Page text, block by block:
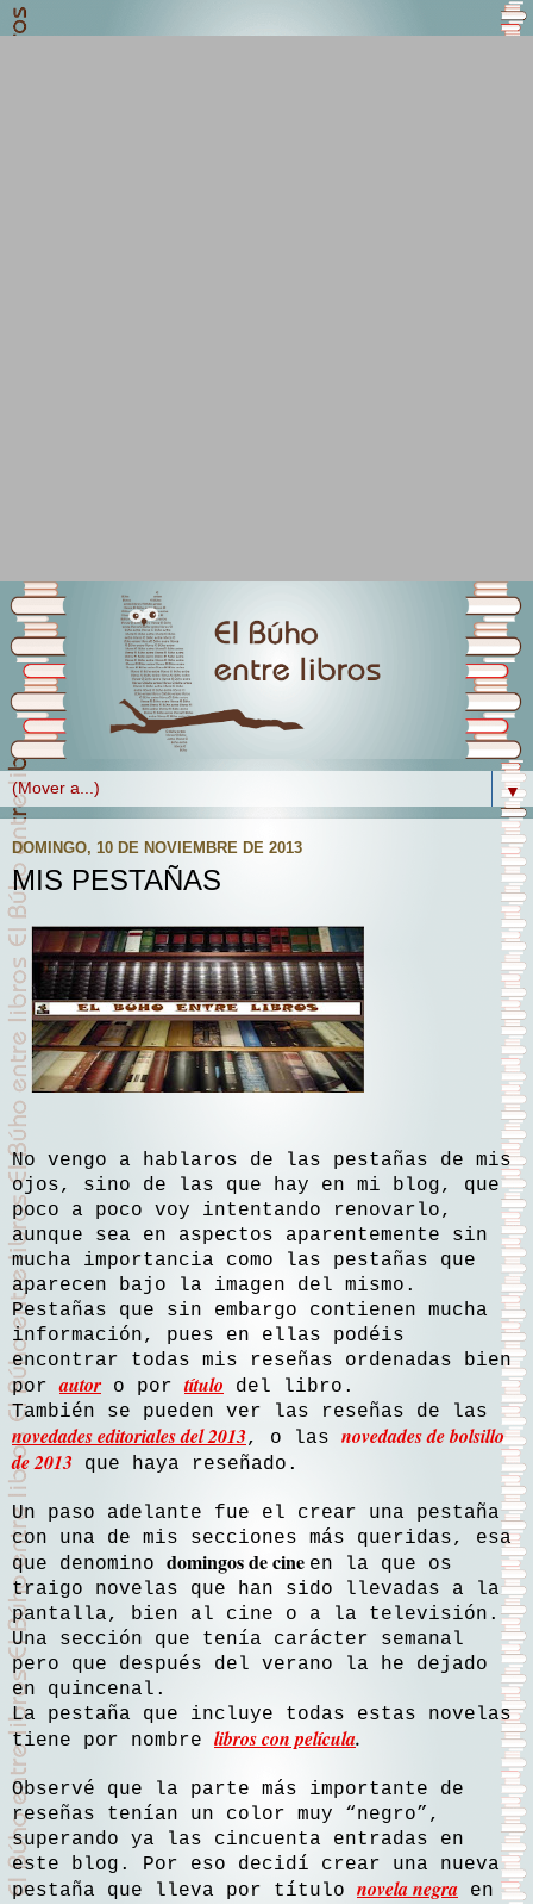
▼
DOMINGO, 10 DE NOVIEMBRE DE 2013
MIS PESTAÑAS
No vengo a hablaros de las pestañas de mis
ojos, sino de las que hay en mi blog, que
poco a poco voy intentando renovarlo,
aunque sea en aspectos aparentemente sin
mucha importancia como las pestañas que
aparecen bajo la imagen del mismo.
Pestañas que sin embargo contienen mucha
información, pues en ellas podéis
encontrar todas mis reseñas ordenadas bien
porautor o portítulo del libro.
También se pueden ver las reseñas de las
novedades editoriales del 2013, o las novedades de bolsillo
de 2013 que haya reseñado.
Un paso adelante fue el crear una pestaña
con una de mis secciones más queridas, esa
que denomino domingos de cine en la que os
traigo novelas que han sido llevadas a la
pantalla, bien al cine o a la televisión.
Una sección que tenía carácter semanal
pero que después del verano la he dejado
en quincenal.
La pestaña que incluye todas estas novelas
tiene por nombre libros con película.
Observé que la parte más importante de
reseñas tenían un color muy “negro”,
superando ya las cincuenta entradas en
este blog. Por eso decidí crear una nueva
pestaña que lleva por título novela negra en